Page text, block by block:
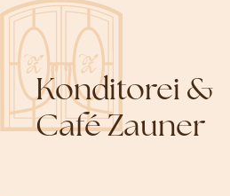
Konditorei &
Café Zauner